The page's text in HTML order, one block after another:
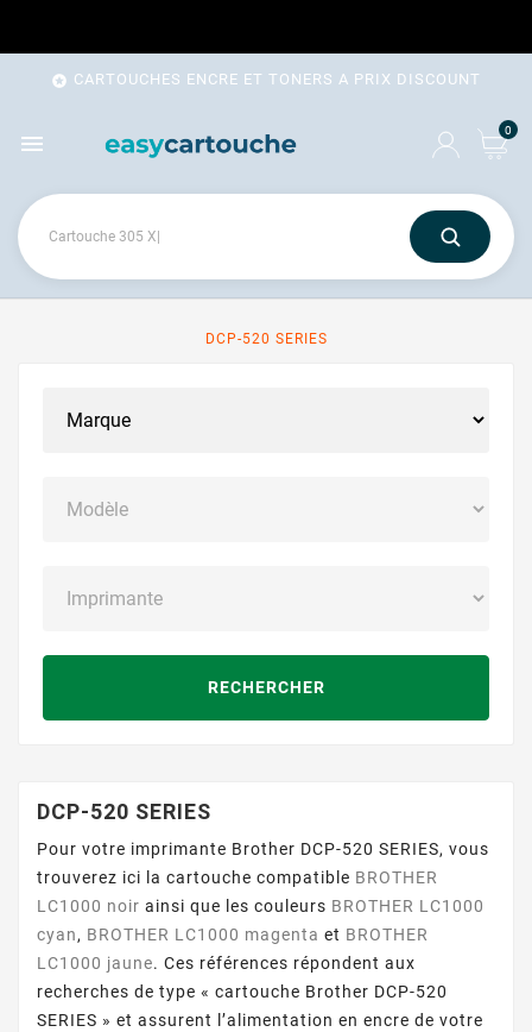
 CARTOUCHES ENCRE ET TONERS A PRIX DISCOUNT
 0
DCP-520 SERIES
RECHERCHER
DCP-520 SERIES
Pour votre imprimante Brother DCP-520 SERIES, vous
trouverez ici la cartouche compatible BROTHER
LC1000 noir ainsi que les couleurs BROTHER LC1000
cyan, BROTHER LC1000 magenta et BROTHER
LC1000 jaune. Ces références répondent aux
recherches de type « cartouche Brother DCP-520
SERIES » et assurent l’alimentation en encre de votre